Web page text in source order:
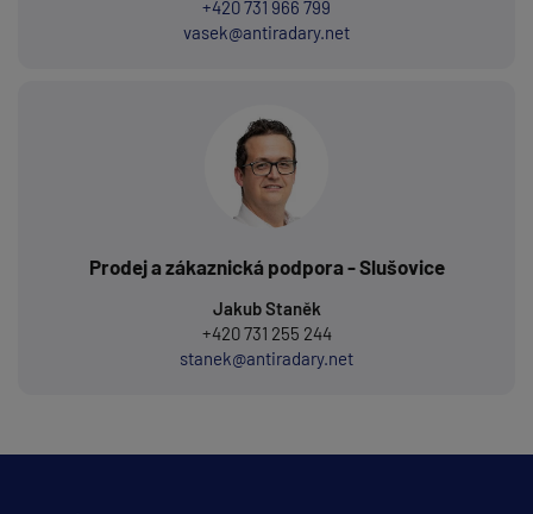
+420 731 966 799
vasek@antiradary.net
Prodej a zákaznická podpora - Slušovice
Jakub Staněk
+420 731 255 244
stanek@antiradary.net